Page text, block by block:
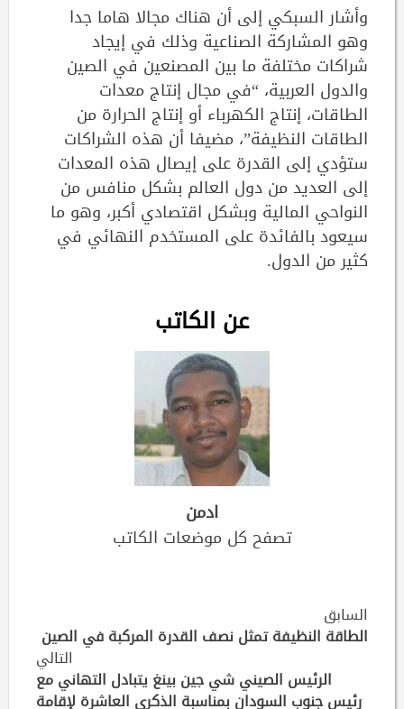
وأشار السبكي إلى أن هناك مجالا هاما جدا
وهو المشاركة الصناعية وذلك في إيجاد
شراكات مختلفة ما بين المصنعين في الصين
والدول العربية، “في مجال إنتاج معدات
الطاقات، إنتاج الكهرباء أو إنتاج الحرارة من
الطاقات النظيفة”، مضيفا أن هذه الشراكات
ستؤدي إلى القدرة على إيصال هذه المعدات
إلى العديد من دول العالم بشكل منافس من
النواحي المالية وبشكل اقتصادي أكبر، وهو ما
سيعود بالفائدة على المستخدم النهائي في
كثير من الدول.
عن الكاتب
ادمن
تصفح كل موضعات الكاتب
Continue
Reading
السابق
الطاقة النظيفة تمثل نصف القدرة المركبة في الصين
التالي
الرئيس الصيني شي جين بينغ يتبادل التهاني مع
رئيس جنوب السودان بمناسبة الذكرى العاشرة لإقامة